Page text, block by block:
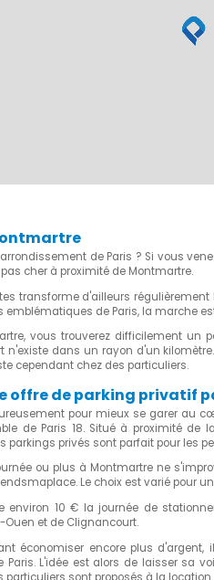
arrondissement de Paris ? Si vous
cher à proximité de Montmartre.
transforme d'ailleurs
de Paris, la marche
vous trouverez difficilement un
n'existe dans un rayon d'un
cependant chez des particuliers.
offre de parking privatif
pour mieux se garer au
de Paris 18. Situé à proximité
parkings privés sont parfait pour les
ou plus à Montmartre ne
Le choix est varié pour
environ 10 € la journée de
Ouen et de Clignancourt.
économiser encore plus
Paris. L'idée est alors de laisser sa
particuliers sont proposés à la